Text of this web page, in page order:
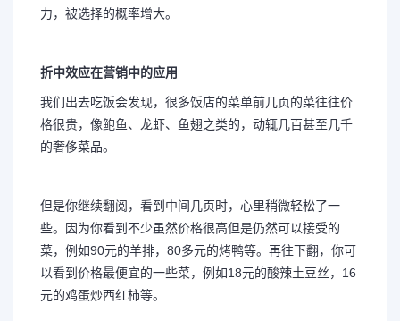
力，被选择的概率增大。
折中效应在营销中的应用
我们出去吃饭会发现，很多饭店的菜单前几页的菜往往价
格很贵，像鲍鱼、龙虾、鱼翅之类的，动辄几百甚至几千
的奢侈菜品。
但是你继续翻阅，看到中间几页时，心里稍微轻松了一
些。因为你看到不少虽然价格很高但是仍然可以接受的
菜，例如90元的羊排，80多元的烤鸭等。再往下翻，你可
以看到价格最便宜的一些菜，例如18元的酸辣土豆丝，16
元的鸡蛋炒西红柿等。